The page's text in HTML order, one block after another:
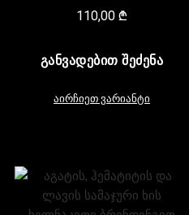
110,00 ₾
ᲒᲐᲜᲕᲐᲓᲔᲑᲘᲗ ᲨᲔᲫᲔᲜᲐ
აირჩიეთ ვარიანტი